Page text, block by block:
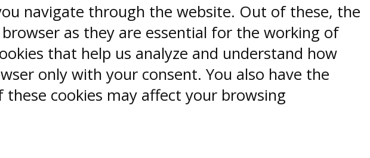
navigate through the website. Out of these, the
as they are essential for the working of
that help us analyze and understand how
only with your consent. You also have the
cookies may affect your browsing